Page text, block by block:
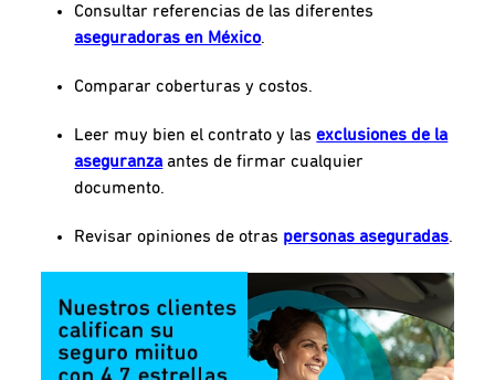
Consultar referencias de las diferentes
aseguradoras en México.
Comparar coberturas y costos.
Leer muy bien el contrato y lasexclusiones de la
aseguranza antes de firmar cualquier
documento.
Revisar opiniones de otras personas aseguradas.